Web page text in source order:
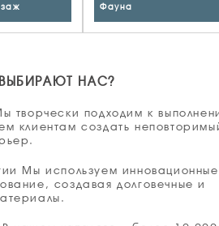
Фауна
НАС?
творчески подходим к
клиентам создать
Мы используем
создавая долговечные и